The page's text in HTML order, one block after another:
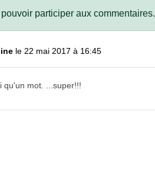
participer aux commentaires.
le 22 mai 2017 à 16:45
qu'un mot. ...super!!!